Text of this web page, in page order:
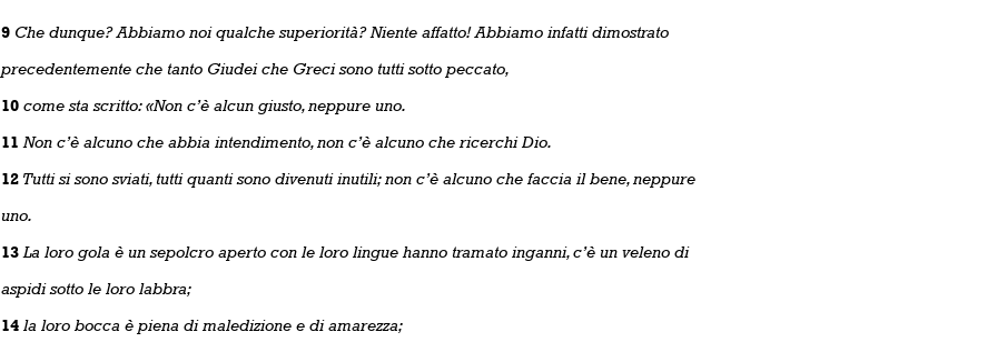
9Che dunque? Abbiamo noi qualche superiorità? Niente affatto! Abbiamo infatti dimostrato
precedentemente che tanto Giudei che Greci sono tutti sotto peccato,
10come sta scritto: «Non c’è alcun giusto, neppure uno.
11 Non c’è alcuno che abbia intendimento, non c’è alcuno che ricerchi Dio.
12Tutti si sono sviati, tutti quanti sono divenuti inutili; non c’è alcuno che faccia il bene, neppure
uno.
13La loro gola è un sepolcro aperto con le loro lingue hanno tramato inganni, c’è un veleno di
aspidi sotto le loro labbra;
14la loro bocca è piena di maledizione e di amarezza;